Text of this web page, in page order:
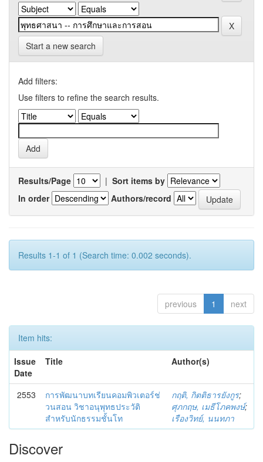
Start a new search
Add filters:
Use filters to refine the search results.
Results/Page | Sort items by
In order
Authors/record
Results 1-1 of 1 (Search time: 0.002 seconds).
previous 1 next
Item hits:
Issue
Date
Title Author(s)
2553
การพัฒนาบทเรียนคอมพิวเตอร์ช่
วนสอน วิชาอนุพุทธประวัติ
สำหรับนักธรรมชั้นโท
กฤติ, กิตติธารยังกูร;
ศุภกฤษ, เมธีโภคพงษ์;
เรืองวิทย์, นนทภา
Discover